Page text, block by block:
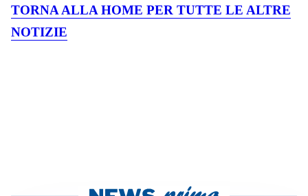
TORNA ALLA HOME PER TUTTE LE ALTRE
NOTIZIE